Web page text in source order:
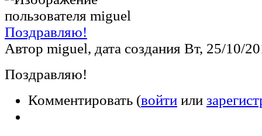
Поздравляю!
Автор miguel, дата создания Вт, 25/10/
Поздравляю!
Комментировать (войти или